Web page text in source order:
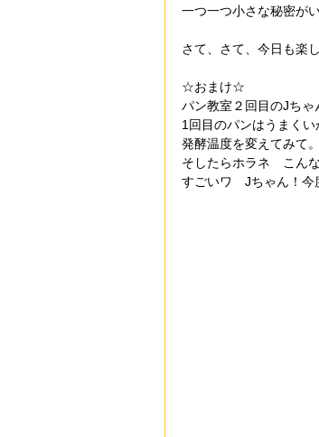
一つ一つ小さな秘密が
さて、さて、今日も楽
☆おまけ☆
パン教室２回目のJちゃ
1回目のパンはうまく
発酵温度を変えてみて
そしたらホラネ　こん
すごいワ　Jちゃん！今